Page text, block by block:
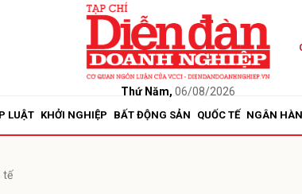
Thứ Năm, 06/08/2026
LUẬT KHỞI NGHIỆP BẤT ĐỘNG SẢN QUỐC TẾ NGÂN
tế